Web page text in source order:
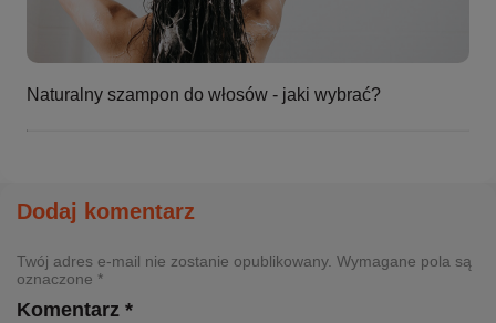
Naturalny szampon do włosów - jaki wybrać?
Dodaj komentarz
Twój adres e-mail nie zostanie opublikowany. Wymagane pola są
oznaczone *
Komentarz *